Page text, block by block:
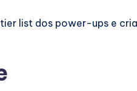
list dos power-ups e